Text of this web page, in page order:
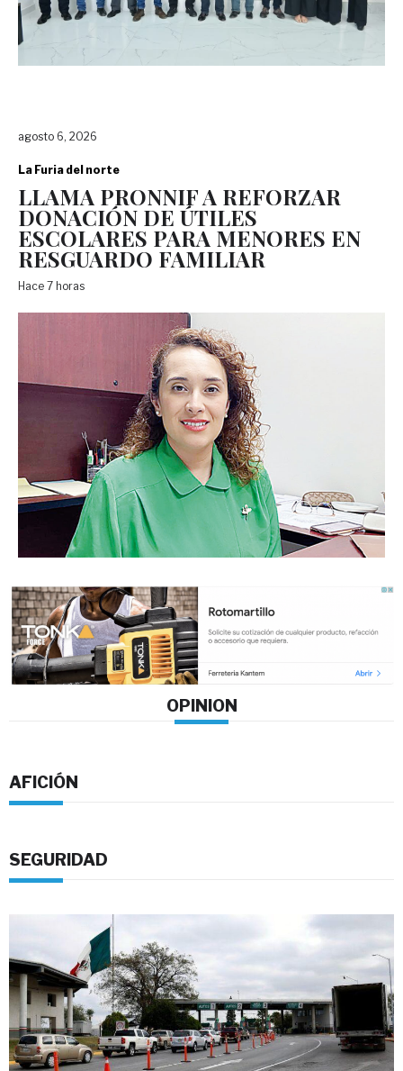
agosto 6, 2026
La Furia del norte
LLAMA PRONNIF A REFORZAR
DONACIÓN DE ÚTILES
ESCOLARES PARA MENORES EN
RESGUARDO FAMILIAR
Hace 7 horas
OPINION
AFICIÓN
SEGURIDAD